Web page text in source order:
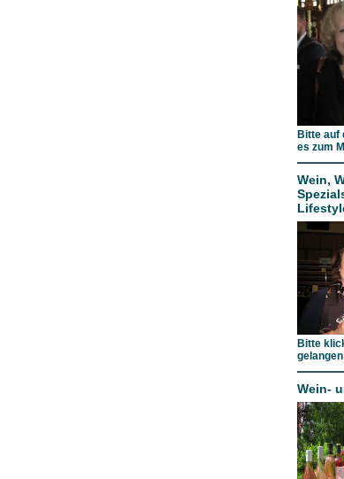
Bitte auf
es zum
Wein,
Bitte
Wein-